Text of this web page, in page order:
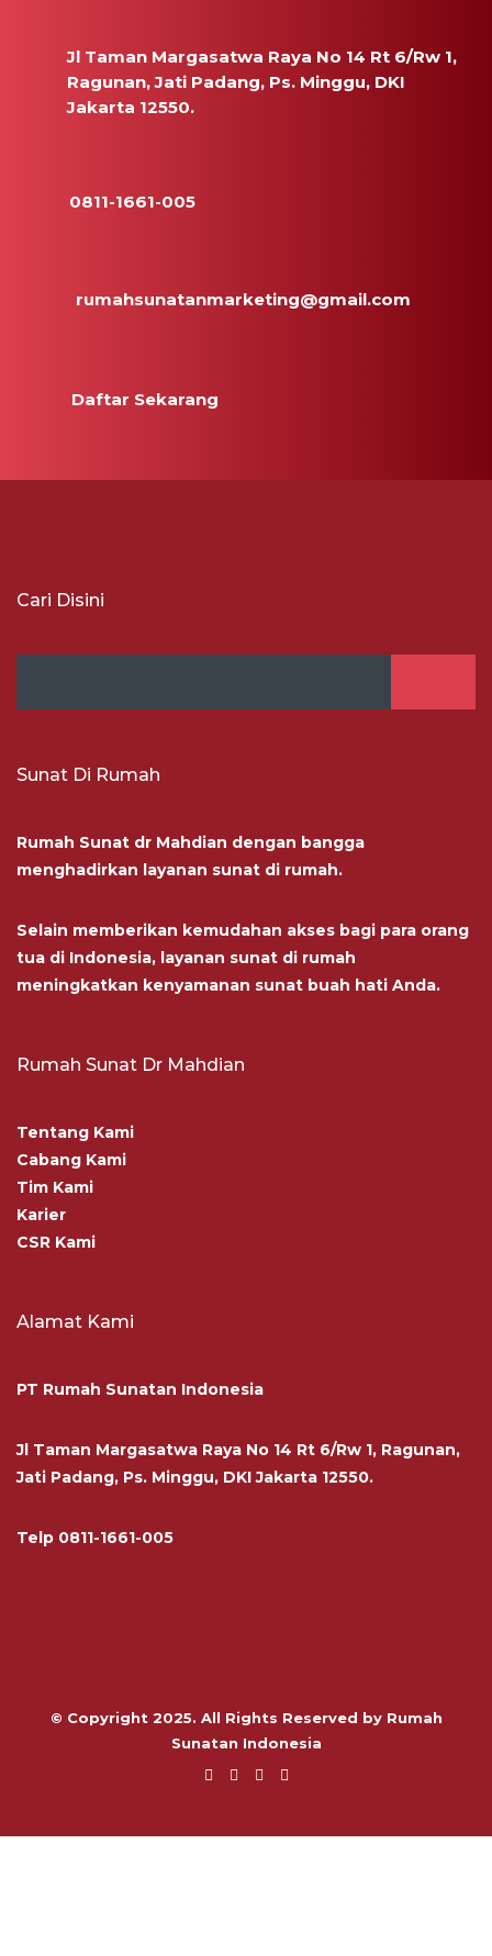
Jl Taman Margasatwa Raya No 14 Rt 6/Rw 1,
Ragunan, Jati Padang, Ps. Minggu, DKI
Jakarta 12550.
0811-1661-005
rumahsunatanmarketing@gmail.com
Daftar Sekarang
Cari Disini
Sunat Di Rumah
Rumah Sunat dr Mahdian dengan bangga
menghadirkan layanan sunat di rumah.
Selain memberikan kemudahan akses bagi para orang
tua di Indonesia, layanan sunat di rumah
meningkatkan kenyamanan sunat buah hati Anda.
Rumah Sunat Dr Mahdian
Tentang Kami
Cabang Kami
Tim Kami
Karier
CSR Kami
Alamat Kami
PT Rumah Sunatan Indonesia
Jl Taman Margasatwa Raya No 14 Rt 6/Rw 1, Ragunan,
Jati Padang, Ps. Minggu, DKI Jakarta 12550.
Telp 0811-1661-005
© Copyright 2025. All Rights Reserved by Rumah
Sunatan Indonesia